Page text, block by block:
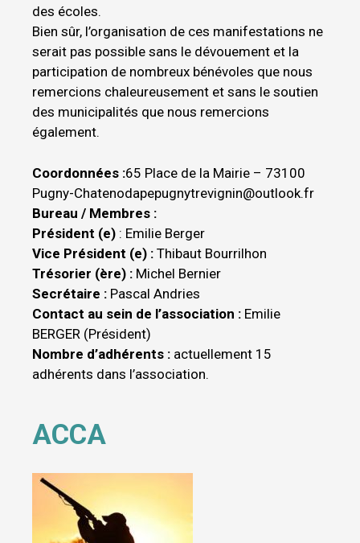
des écoles.
Bien sûr, l’organisation de ces manifestations ne
serait pas possible sans le dévouement et la
participation de nombreux bénévoles que nous
remercions chaleureusement et sans le soutien
des municipalités que nous remercions
également.
Coordonnées :65 Place de la Mairie – 73100
Pugny-Chatenodapepugnytrevignin@outlook.fr
Bureau / Membres :
Président (e) : Emilie Berger
Vice Président (e) : Thibaut Bourrilhon
Trésorier (ère) : Michel Bernier
Secrétaire : Pascal Andries
Contact au sein de l’association : Emilie
BERGER (Président)
Nombre d’adhérents : actuellement 15
adhérents dans l’association.
ACCA